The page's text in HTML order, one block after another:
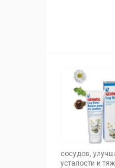
сосудов,
усталости и